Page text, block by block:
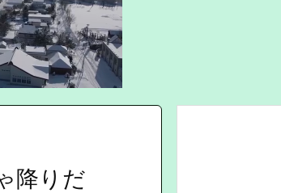
降りだ